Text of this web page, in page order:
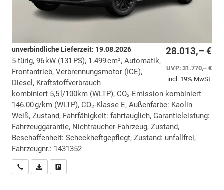
28.013,– €
UVP:31.770,– €
incl. 19% MwSt.
unverbindliche Lieferzeit: 19.08.2026
5-türig, 96 kW (131 PS), 1.499 cm³, Automatik,
Frontantrieb, Verbrennungsmotor (ICE),
Diesel, Kraftstoffverbrauch
kombiniert 5,5 l/100km (WLTP), CO₂-Emission kombiniert
146.00 g/km (WLTP), CO₂-Klasse E, Außenfarbe: Kaolin
Weiß, Zustand, Fahrfähigkeit: fahrtauglich, Garantieleistung:
Fahrzeuggarantie, Nichtraucher-Fahrzeug, Zustand,
Beschaffenheit: Scheckheftgepflegt, Zustand: unfallfrei,
Fahrzeugnr.: 1431352
Wir rufen Sie anPDF-Datei, Fahrzeugexposé drucken